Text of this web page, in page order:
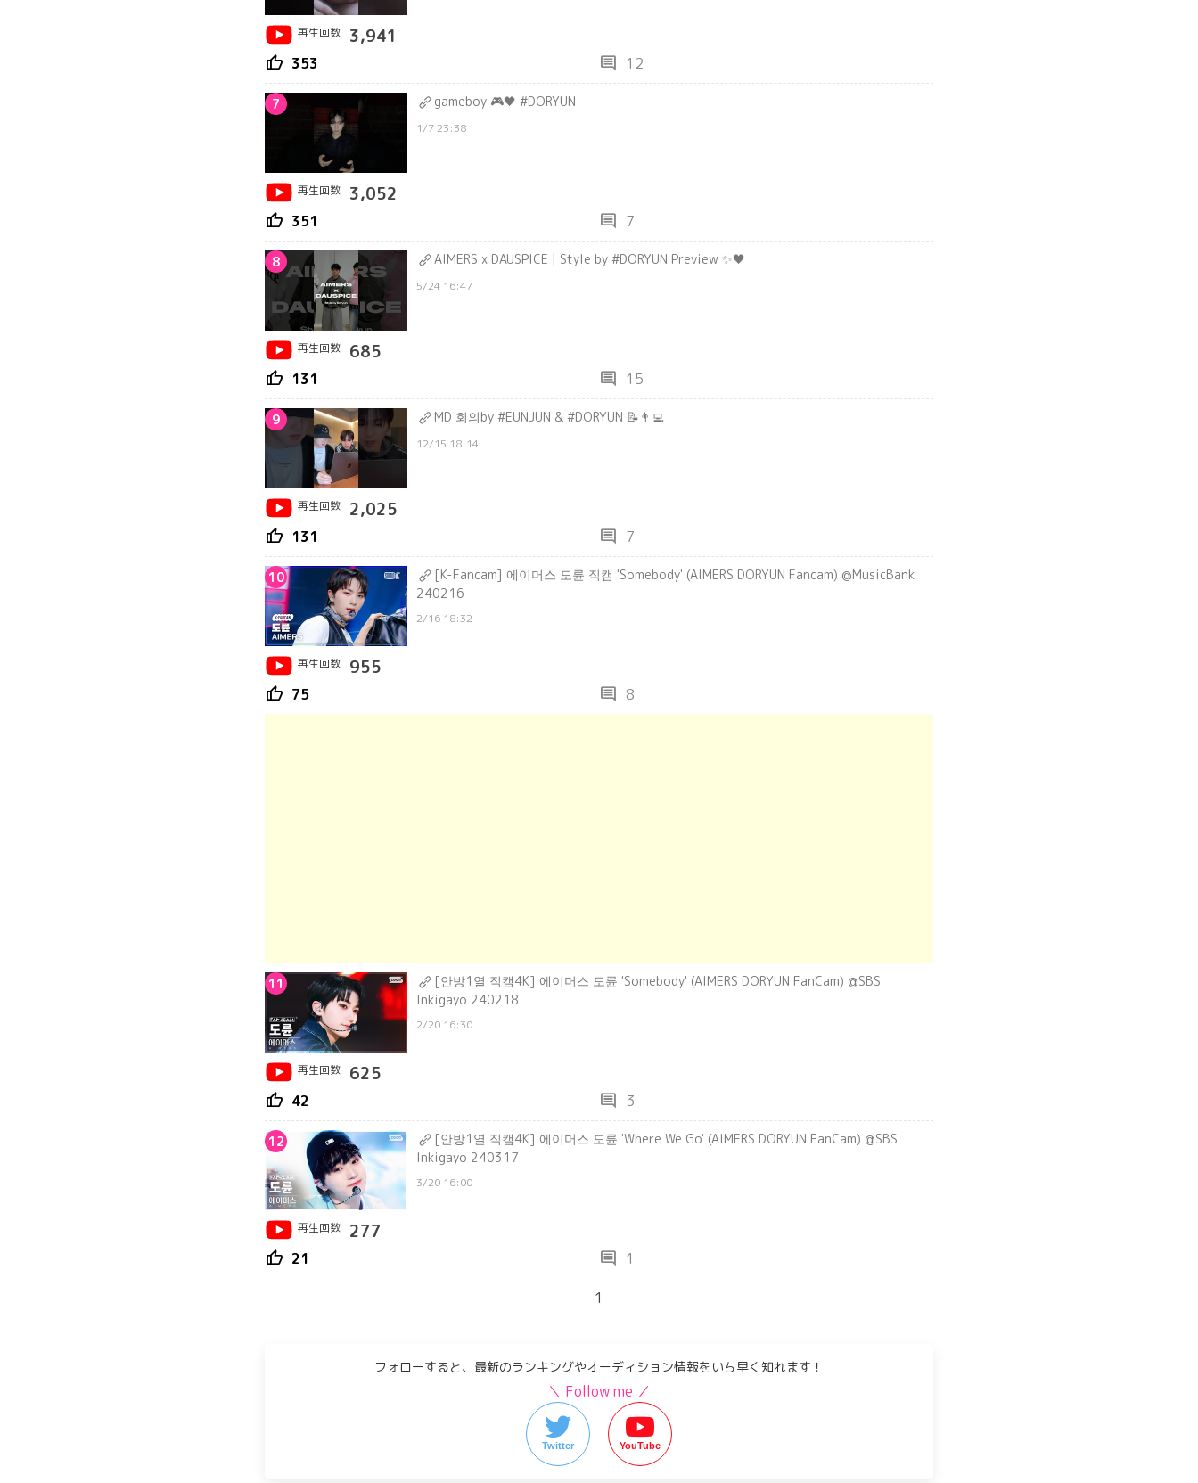
再生回数 3,941
thumb_up 353 comment 12
7 gameboy 🎮🖤 #DORYUN
1/7 23:38
再生回数 3,052
thumb_up 351 comment 7
8 AIMERS x DAUSPICE | Style by #DORYUN Preview ✨🖤
5/24 16:47
再生回数 685
thumb_up 131 comment 15
9 MD 회의by #EUNJUN & #DORYUN 📝👨‍💻
12/15 18:14
再生回数 2,025
thumb_up 131 comment 7
10
[K-Fancam] 에이머스 도륜 직캠 'Somebody' (AIMERS DORYUN Fancam) @MusicBank
240216
2/16 18:32
再生回数 955
thumb_up 75 comment 8
11
[안방1열 직캠4K] 에이머스 도륜 'Somebody' (AIMERS DORYUN FanCam) @SBS
Inkigayo 240218
2/20 16:30
再生回数 625
thumb_up 42 comment 3
12
[안방1열 직캠4K] 에이머스 도륜 'Where We Go' (AIMERS DORYUN FanCam) @SBS
Inkigayo 240317
3/20 16:00
再生回数 277
thumb_up 21 comment 1
1
フォローすると、最新のランキングやオーディション情報をいち早く知れます！
＼ Follow me ／
Twitter YouTube